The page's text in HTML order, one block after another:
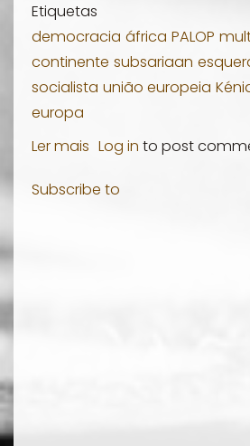
Etiquetas
democracia áfrica PALOP
continente subsariaan
socialista união europeia
europa
Ler mais sobre
Falhanço
Log in to post
Subscribe to